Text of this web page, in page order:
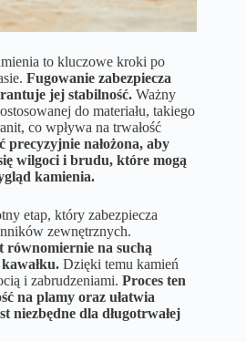
to kluczowe kroki po
Fugowanie zabezpiecza
jej stabilność. Ważny
do materiału, takiego
co wpływa na trwałość
precyzyjnie nałożona, aby
wilgoci i brudu, które mogą
kamienia.
etap, który zabezpiecza
zewnętrznych.
na suchą
Dzięki temu kamień
i zabrudzeniami. Proces ten
na plamy oraz ułatwia
niezbędne dla długotrwałej